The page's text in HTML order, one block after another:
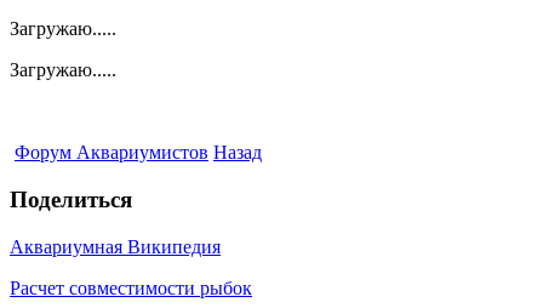
Загружаю.....
Загружаю.....
Форум Аквариумистов Назад
Поделиться
Аквариумная Википедия
Расчет совместимости рыбок